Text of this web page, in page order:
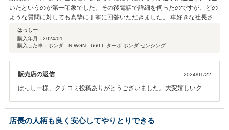
いたというのが第一印象でした。その後電話で詳細を伺ったのですが、どの
ような質問に対しても真摯に丁寧に回答いただきました。 車好きな社長さん
自ら吟味し、良い物だけを仕入れていると言うだけあって状態が非常に良
く、掲載されていた写真よりも実物は相当良かったです。一目惚れ即決でし
た。 今回が初めての自動車購入で、これまで何度か大手中古車販売店やディ
動車保険の強引な営業ばかりされ肝心な車の話はほとんどしていただけず、
車の所有自体を諦めようかと考えていました。 しかし、竜吟サービス様はそ
いると言うことで、遠くは群馬県から来られた方もいらっしゃるようです。
（実際私も3時間以上かけて訪問しました。） 50年続けることができている
はっしー
購入年月： 2024/01
購入した車：ホンダ N-WGN 660 L ターボ ホンダ センシング
販売店の返信 2024/01/22
はっしー様、クチコミ投稿ありがとうございました。大変嬉しいクチ
頑張りたいと思います。このご縁から長いお付き合いのできる関係に
なれば幸いです。
店長の人柄も良く安心してやりとりできる